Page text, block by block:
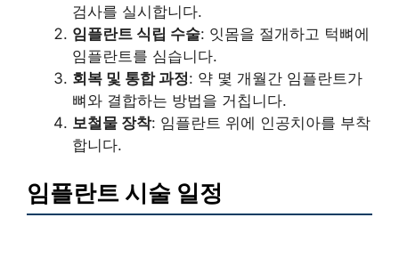
검사를 실시합니다.
임플란트 식립 수술: 잇몸을 절개하고 턱뼈에
임플란트를 심습니다.
회복 및 통합 과정: 약 몇 개월간 임플란트가
뼈와 결합하는 방법을 거칩니다.
보철물 장착: 임플란트 위에 인공치아를 부착
합니다.
임플란트 시술 일정